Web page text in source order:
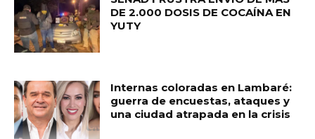
DE 2.000 DOSIS DE COCAÍNA EN
YUTY
Internas coloradas en Lambaré:
guerra de encuestas, ataques y
una ciudad atrapada en la crisis